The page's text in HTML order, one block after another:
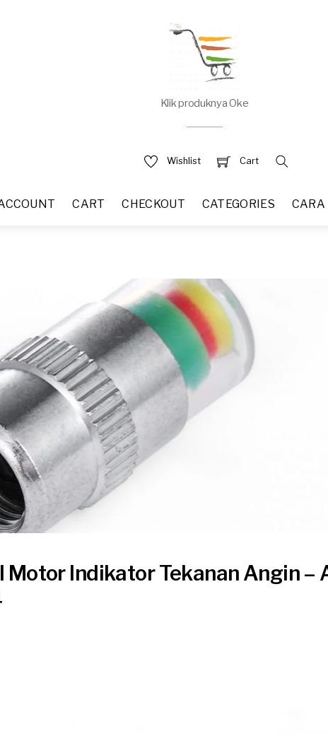
Klik produknya Oke
Wishlist Cart
CART CHECKOUT CATEGORIES CARA
Motor Indikator Tekanan Angin –